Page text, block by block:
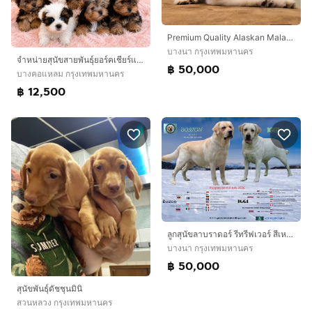
จำหน่ายสุนัขสายพันธุ์ยอร์คเชียร์และบีเวอร์ยอร์คเชียร์
บางคอแหลม กรุงเทพมหานคร
฿ 12,500
Premium Quality Alaskan Malamute Imported From China Available For Sale In Bangkok
บางนา กรุงเทพมหานคร
฿ 50,000
สุนัขพันธุ์ดัชชุนมินิ
สวนหลวง กรุงเทพมหานคร
ลูกสุนัขลาบราดอร์ รีทรีฟเวอร์ สีเหลือง สายเลือดแชมป์ จาก Green Corner Labrador ลูกสุนัขลาบราดอร์ รีทรีฟเวอร์ สีเหลือง พร้อมเปิดจอง วันเกิด
บางนา กรุงเทพมหานคร
฿ 50,000